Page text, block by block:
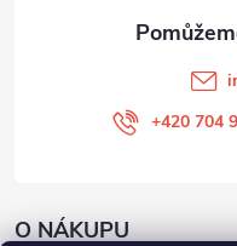
+420 704
O NÁKUPU